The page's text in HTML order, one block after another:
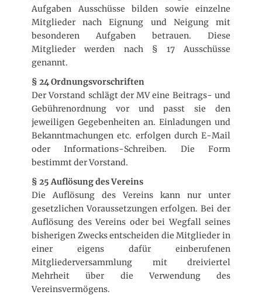
Aufgaben Ausschüsse bilden sowie einzelne
Mitglieder nach Eignung und Neigung mit
besonderen Aufgaben betrauen. Diese
Mitglieder werden nach § 17 Ausschüsse
genannt.
§ 24 Ordnungsvorschriften
Der Vorstand schlägt der MV eine Beitrags- und
Gebührenordnung vor und passt sie den
jeweiligen Gegebenheiten an. Einladungen und
Bekanntmachungen etc. erfolgen durch E-Mail
oder Informations-Schreiben. Die Form
bestimmt der Vorstand.
§ 25 Auflösung des Vereins
Die Auflösung des Vereins kann nur unter
gesetzlichen Voraussetzungen erfolgen. Bei der
Auflösung des Vereins oder bei Wegfall seines
bisherigen Zwecks entscheiden die Mitglieder in
einer eigens dafür einberufenen
Mitgliederversammlung mit dreiviertel
Mehrheit über die Verwendung des
Vereinsvermögens.